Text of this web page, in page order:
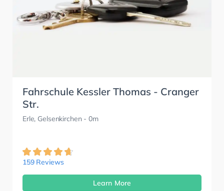
Fahrschule Kessler Thomas - Cranger
Str.
Erle, Gelsenkirchen - 0m
159 Reviews
Learn More